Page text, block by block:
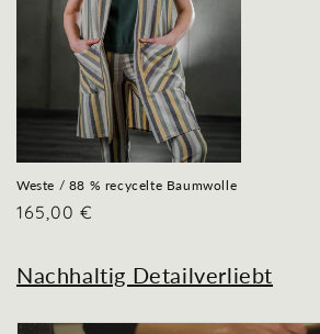
Weste / 88 % recycelte Baumwolle
Normaler
165,00 €
Nachhaltig Detailverliebt